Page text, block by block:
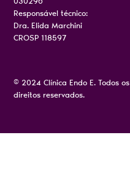
030296
Responsável técnico:
Dra. Elida Marchini
CROSP 118597
© 2024 Clínica Endo E. Todos os
direitos reservados.